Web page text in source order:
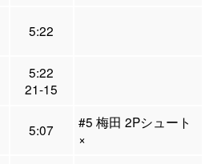
5:22
5:22
21-15
5:07
#5 梅田 2Pシュート
×